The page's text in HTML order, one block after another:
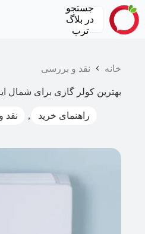
پرش
به
محتوا
جستجو
در بلاگ
ترب
خانه نقد و بررسی
بهترین کولر گازی برای شمال
راهنمای خرید , نقد